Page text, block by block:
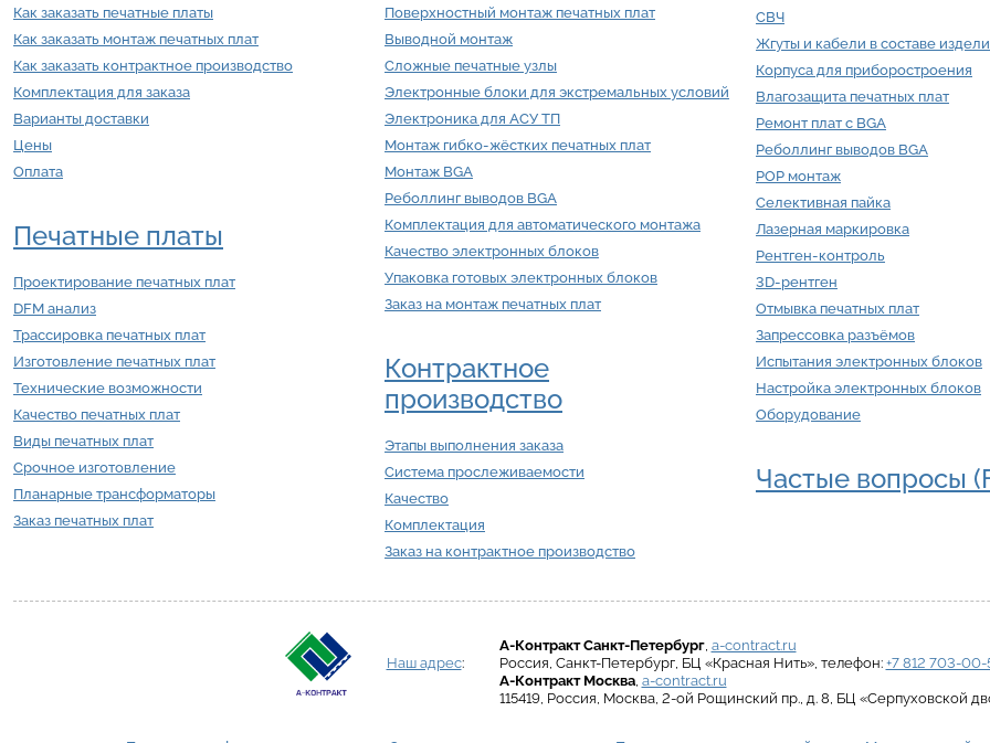
Как заказать печатные платы
Как заказать монтаж печатных плат
Как заказать контрактное производство
Комплектация для заказа
Варианты доставки
Цены
Оплата
Печатные платы
Проектирование печатных плат
DFM анализ
Трассировка печатных плат
Изготовление печатных плат
Технические возможности
Качество печатных плат
Виды печатных плат
Срочное изготовление
Планарные трансформаторы
Заказ печатных плат
Поверхностный монтаж печатных плат
Выводной монтаж
Сложные печатные узлы
Электронные блоки для экстремальных условий
Электроника для АСУ ТП
Монтаж гибко-жёстких печатных плат
Монтаж BGA
Реболлинг выводов BGA
Комплектация для автоматического монтажа
Качество электронных блоков
Упаковка готовых электронных блоков
Заказ на монтаж печатных плат
Контрактное
производство
Этапы выполнения заказа
Система прослеживаемости
Качество
Комплектация
Заказ на контрактное производство
СВЧ
Жгуты и кабели в составе
Корпуса для приборостроения
Влагозащита печатных плат
Ремонт плат с BGA
Реболлинг выводов BGA
POP монтаж
Селективная пайка
Лазерная маркировка
Рентген-контроль
3D-рентген
Отмывка печатных плат
Запрессовка разъёмов
Испытания электронных блоков
Настройка электронных блоков
Оборудование
Частые вопросы
Наш адрес:
А-Контракт Санкт-Петербург, a-contract.ru
Россия, Санкт-Петербург, БЦ «Красная Нить», телефон: +7 812 703-00-
А-Контракт Москва, a-contract.ru
115419, Россия, Москва, 2-ой Рощинский пр., д. 8, БЦ «Серпуховской